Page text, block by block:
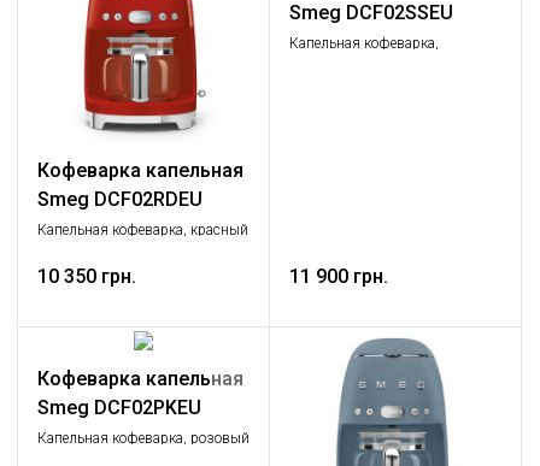
Кофеварка капельная
Smeg DCF02RDEU
Капельная кофеварка, красный
10 350 грн.
Smeg DCF02SSEU
Капельная кофеварка,
11 900 грн.
Кофеварка капельная
Smeg DCF02PKEU
Капельная кофеварка, розовый